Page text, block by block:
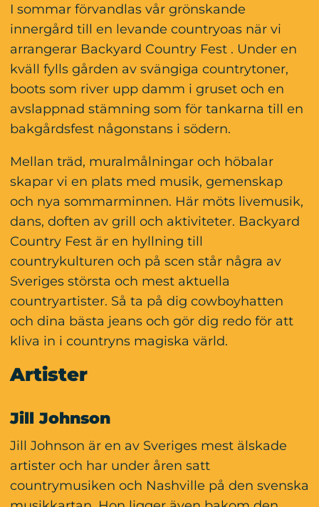
I sommar förvandlas vår grönskande
innergård till en levande countryoas när vi
arrangerar Backyard Country Fest . Under en
kväll fylls gården av svängiga countrytoner,
boots som river upp damm i gruset och en
avslappnad stämning som för tankarna till en
bakgårdsfest någonstans i södern.
Mellan träd, muralmålningar och höbalar
skapar vi en plats med musik, gemenskap
och nya sommarminnen. Här möts livemusik,
dans, doften av grill och aktiviteter. Backyard
Country Fest är en hyllning till
countrykulturen och på scen står några av
Sveriges största och mest aktuella
countryartister. Så ta på dig cowboyhatten
och dina bästa jeans och gör dig redo för att
kliva in i countryns magiska värld.
Artister
Jill Johnson
Jill Johnson är en av Sveriges mest älskade
artister och har under åren satt
countrymusiken och Nashville på den svenska